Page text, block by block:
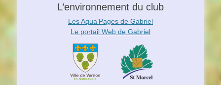
L’environnement du club
Les Aqua’Pages de Gabriel
Le portail Web de Gabriel